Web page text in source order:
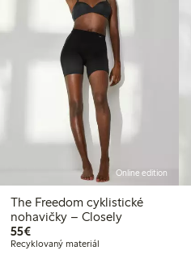
Online edition
The Freedom cyklistické
nohavičky – Closely
55€55,00 €
Recyklovaný materiál